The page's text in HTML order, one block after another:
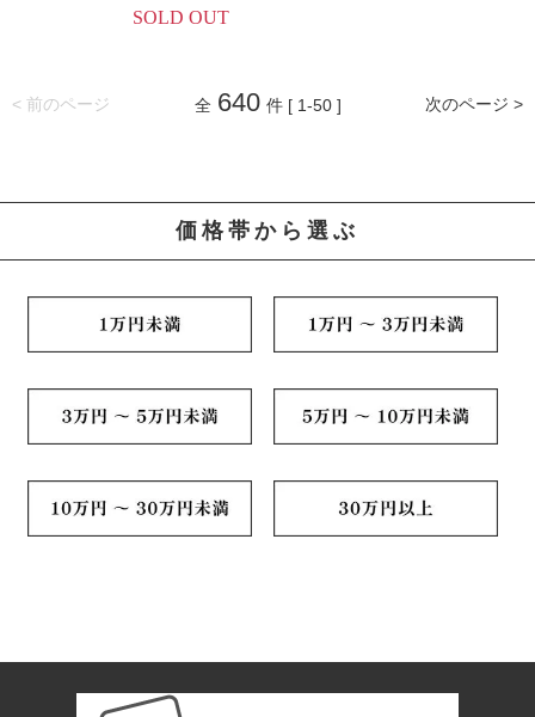
SOLD OUT
< 前のページ 次のページ >
全 640 件 [ 1-50 ]
価格帯から選ぶ